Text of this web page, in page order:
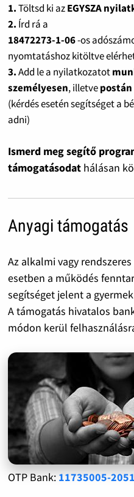
1.Töltsd ki azEGYSZA
2. Írd rá a
18472273-1-06-os
nyomtatáshoz kitöltve
3.Add le a nyilatkozatot
személyesen, illetvepostán
(kérdés esetén segítséget a
adni)
Ismerd meg segítő
támogatásodat hálásan
Anyagi támogatás
Az alkalmi vagy
esetben a működés
segítséget jelent a
A támogatás hivatalos
módon kerül
OTP Bank: 11735005-